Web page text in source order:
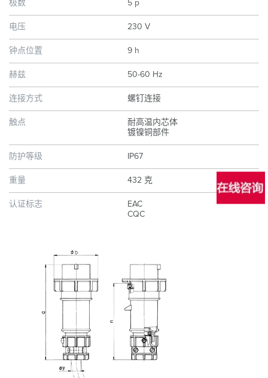
极数 5 p
电压 230 V
钟点位置 9 h
赫兹 50-60 Hz
连接方式 螺钉连接
触点
耐高温内芯体
镀镍铜部件
防护等级 IP67
重量 432 克
认证标志
EAC
CQC